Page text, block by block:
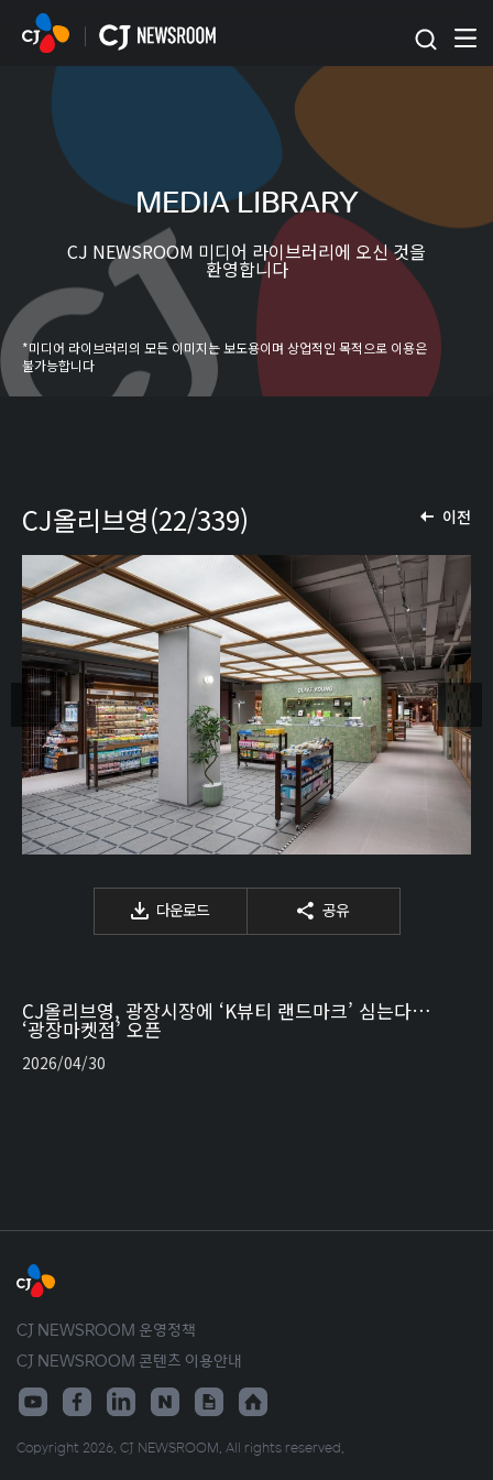
본문 바로가기
MEDIA LIBRARY
CJ NEWSROOM 미디어 라이브러리에 오신 것을
환영합니다
*미디어 라이브러리의 모든 이미지는 보도용이며 상업적인 목적으로 이용은
불가능합니다
이전
CJ올리브영(22/339)
다운로드 공유
CJ올리브영, 광장시장에 ‘K뷰티 랜드마크’ 심는다…
‘광장마켓점’ 오픈
2026/04/30
CJ NEWSROOM 운영정책
CJ NEWSROOM 콘텐츠 이용안내
Copyright 2026. CJ NEWSROOM. All rights reserved.